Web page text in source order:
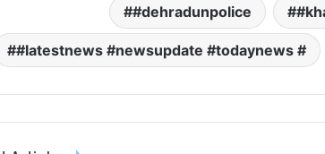
#dehradunpolice
#latestnews #newsupdate #todaynews #